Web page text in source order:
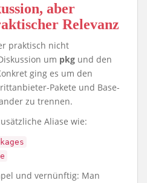
aber
Relevanz
praktisch nicht
um pkg und den
ging es um den
Pakete und Base-
zu trennen.
Aliase wie:
und vernünftig: Man